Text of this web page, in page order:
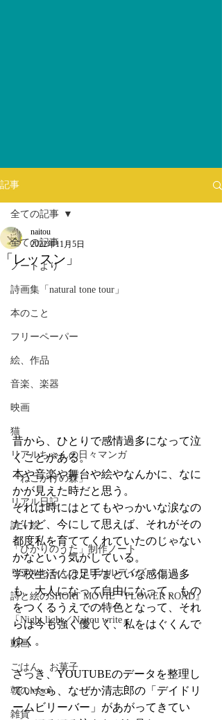
記事
全ての記事
ノートより
詩画集「natural tone tour」
本のこと
フリーペーパー
絵、作品
音楽、楽器
映画
猫
リアルちゃんの日々マンガ
「ねこかげの森」
リアル日記
詩＋絵
「ひかりのうた」制作ノート
リアルちゃんのリリカルデイズ
詩と絵のSHORT MOVIE『FLOWER ROAD』
「Night light／Naitou write」
動画
ごはん、お菓子
朝のlesson
雑貨
全ての記事
「レッスン」
naitou
2022年11月5日
昔から、ひとりで感情過多になって泣
くことがある。
本や音楽や舞台や絵やなんかに、なに
かが見えた時だと思う。
それは時にはとてもやっかいな涙なの
だけど、今にして思えば、それがその
都度私を育ててくれていたのじゃない
かなという気がしている。
学校生活には足手まといな感傷過多
も、大人になって自由になって、もの
をつくるうえでの特色となって、それ
らは今も強く優しく、私をはぐくんで
ゆく。
さっき、YOUTUBEのデータを整理し
ていたら、なぜか清志郎の「デイドリ
ームビリーバー」があがってきてい